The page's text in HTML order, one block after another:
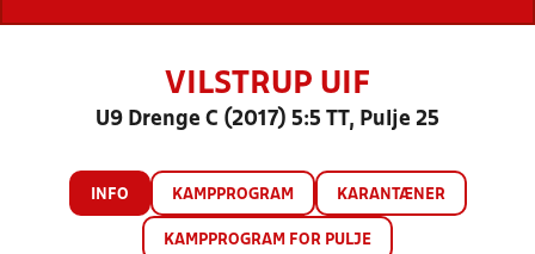
VILSTRUP UIF
U9 Drenge C (2017) 5:5 TT, Pulje 25
INFO KAMPPROGRAM KARANTÆNER
KAMPPROGRAM FOR PULJE